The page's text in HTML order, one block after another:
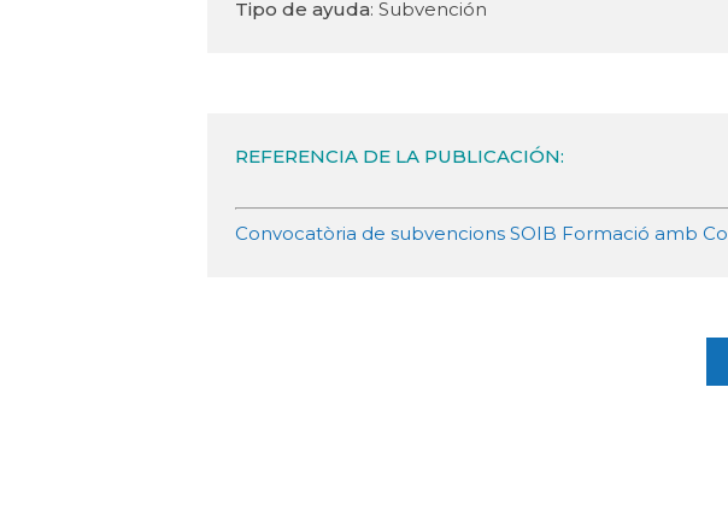
Tipo de ayuda: Subvención
REFERENCIA DE LA PUBLICACIÓN:
Convocatòria de subvencions SOIB Formació amb